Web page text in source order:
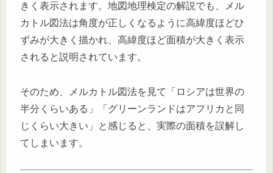
きく表示されます。地図地理検定の解説でも、メル
カトル図法は角度が正しくなるように高緯度ほどひ
ずみが大きく描かれ、高緯度ほど面積が大きく表示
されると説明されています。
そのため、メルカトル図法を見て「ロシアは世界の
半分くらいある」「グリーンランドはアフリカと同
じくらい大きい」と感じると、実際の面積を誤解し
てしまいます。